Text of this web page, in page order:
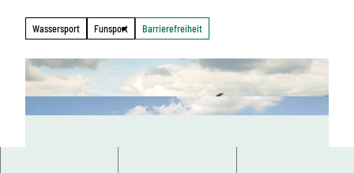
Wassersport Funsport Barrierefreiheit